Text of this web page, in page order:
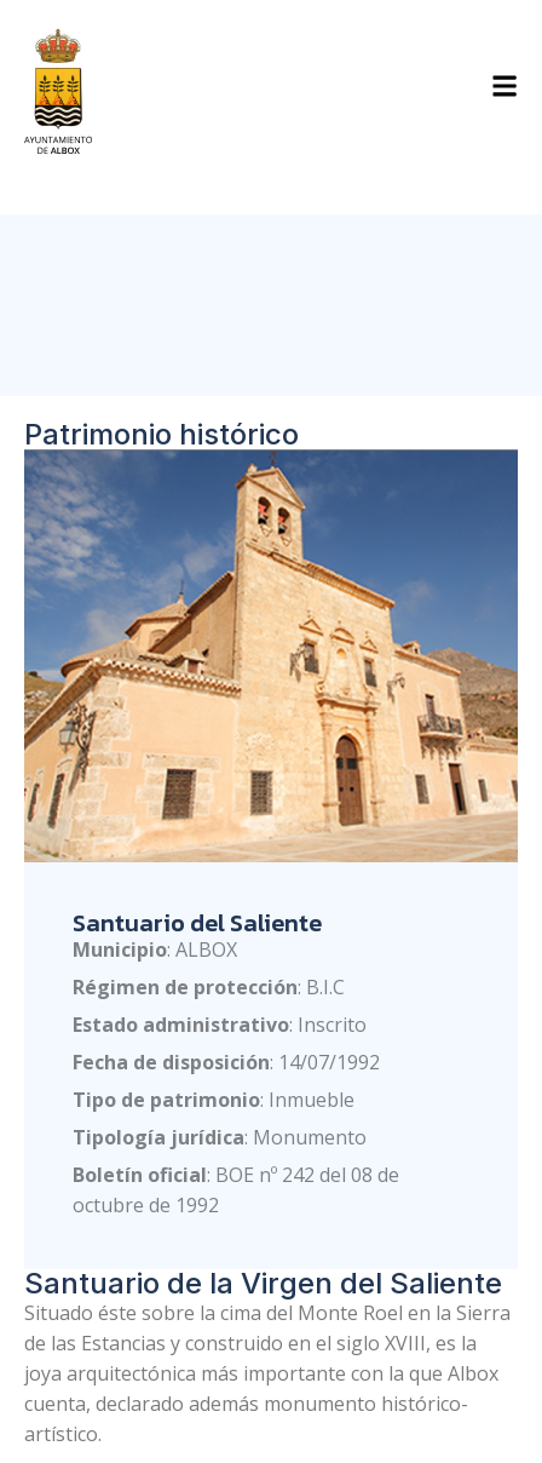
Patrimonio histórico
Santuario del Saliente
Municipio: ALBOX
Régimen de protección: B.I.C
Estado administrativo: Inscrito
Fecha de disposición: 14/07/1992
Tipo de patrimonio: Inmueble
Tipología jurídica: Monumento
Boletín oficial: BOE nº 242 del 08 de
octubre de 1992
Santuario de la Virgen del Saliente
Situado éste sobre la cima del Monte Roel en la Sierra
de las Estancias y construido en el siglo XVIII, es la
joya arquitectónica más importante con la que Albox
cuenta, declarado además monumento histórico-
artístico.